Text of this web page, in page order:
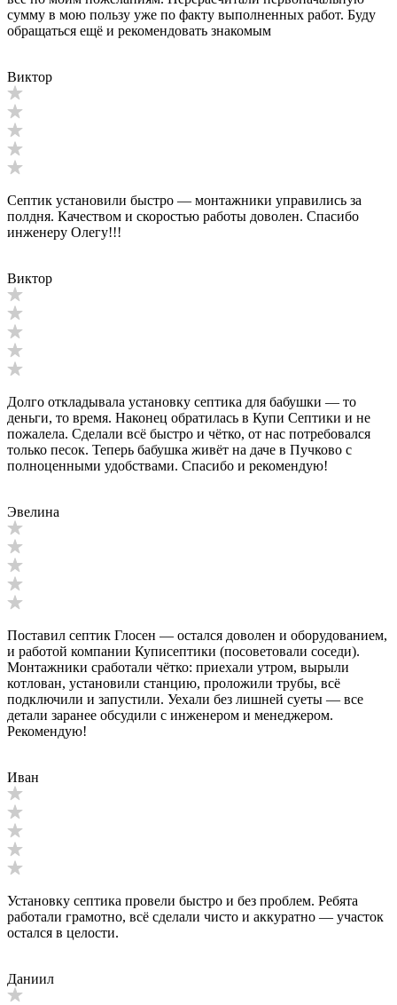
сумму в мою пользу уже по факту выполненных работ. Буду
обращаться ещё и рекомендовать знакомым
Виктор
Септик установили быстро — монтажники управились за
полдня. Качеством и скоростью работы доволен. Спасибо
инженеру Олегу!!!
Виктор
Долго откладывала установку септика для бабушки — то
деньги, то время. Наконец обратилась в Купи Септики и не
пожалела. Сделали всё быстро и чётко, от нас потребовался
только песок. Теперь бабушка живёт на даче в Пучково с
полноценными удобствами. Спасибо и рекомендую!
Эвелина
Поставил септик Глосен — остался доволен и оборудованием,
и работой компании Куписептики (посоветовали соседи).
Монтажники сработали чётко: приехали утром, вырыли
котлован, установили станцию, проложили трубы, всё
подключили и запустили. Уехали без лишней суеты — все
детали заранее обсудили с инженером и менеджером.
Рекомендую!
Иван
Установку септика провели быстро и без проблем. Ребята
работали грамотно, всё сделали чисто и аккуратно — участок
остался в целости.
Даниил